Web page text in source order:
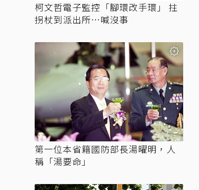
柯文哲電子監控「腳環改手環」 拄
拐杖到派出所…喊沒事
第一位本省籍國防部長湯曜明，人
稱「湯要命」